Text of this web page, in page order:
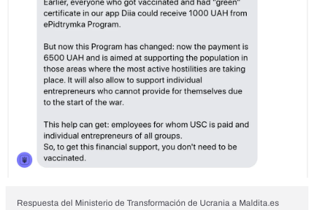
Respuesta del Ministerio de Transformación de Ucrania a Maldita.es